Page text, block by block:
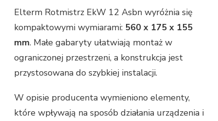
Elterm Rotmistrz EkW 12 Asbn wyróżnia się
kompaktowymi wymiarami: 560 x 175 x 155
mm. Małe gabaryty ułatwiają montaż w
ograniczonej przestrzeni, a konstrukcja jest
przystosowana do szybkiej instalacji.
W opisie producenta wymieniono elementy,
które wpływają na sposób działania urządzenia i